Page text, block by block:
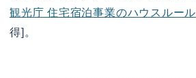
観光庁 住宅宿泊事業のハウスルール
得]。